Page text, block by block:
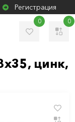
Регистрация
0 0
цинк,